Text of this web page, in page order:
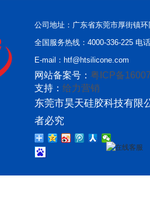
公司地址：广东省东莞市厚街镇
全国服务热线：4000-336-225 电
E-mail：htf@htsilicone.com
网站备案号： 粤ICP备
支持： 给力营销
东莞市昊天硅胶科技有限
者必究
在线客服